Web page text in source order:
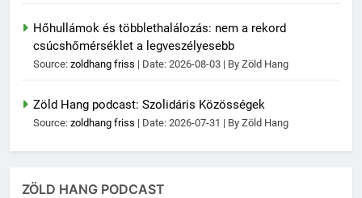
Hőhullámok és többlethalálozás: nem a rekord
csúcshőmérséklet a legveszélyesebb
Source: zoldhang friss Date: 2026-08-03 By Zöld Hang
Zöld Hang podcast: Szolidáris Közösségek
Source: zoldhang friss Date: 2026-07-31 By Zöld Hang
ZÖLD HANG PODCAST